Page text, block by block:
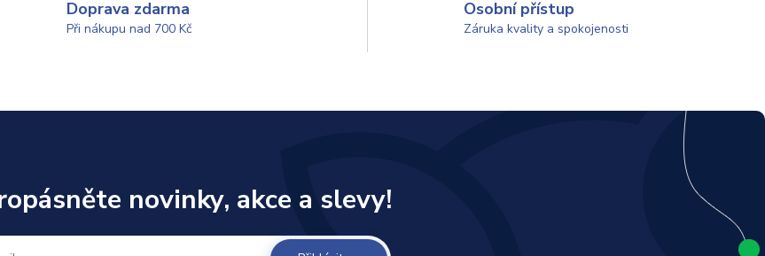
Doprava zdarma
Při nákupu nad 700 Kč
Osobní přístup
Záruka kvality a spokojenosti
novinky, akce a slevy!